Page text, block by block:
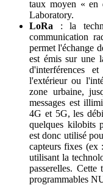
taux moyen «
Laboratory.
LoRa : la
communication
permet l'échange
est émis sur une
d'interférences
l'extérieur ou
zone urbaine,
messages est
4G et 5G, les
quelques kilobits
est donc utilisé
capteurs fixes (ex
utilisant la
passerelles.
programmables